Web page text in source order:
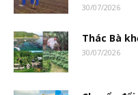
30/07/2026
Thác Bà
30/07/2026